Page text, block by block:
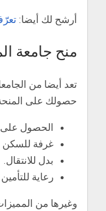
أرشح لك أيضا:
منح جامعة
تعد أيضا من
حصولك على المنحة
الحصول على راتب
غرفة للسكن
بدل للانتقال.
رعاية
وغيرها من